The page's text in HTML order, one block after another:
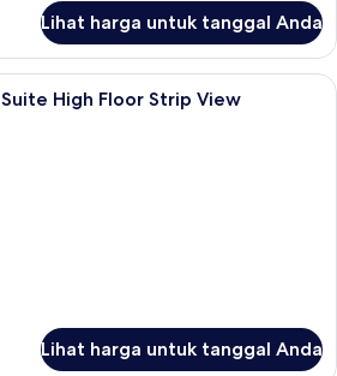
Lihat harga untuk tanggal Anda
Seprai premium, bantalan ekstra
High Floor Strip View
Lihat harga untuk tanggal Anda